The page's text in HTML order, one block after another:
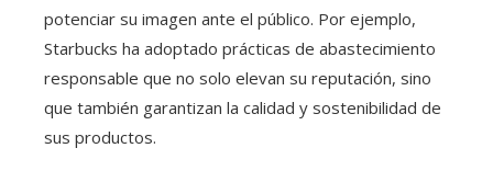
potenciar su imagen ante el público. Por ejemplo,
Starbucks ha adoptado prácticas de abastecimiento
responsable que no solo elevan su reputación, sino
que también garantizan la calidad y sostenibilidad de
sus productos.